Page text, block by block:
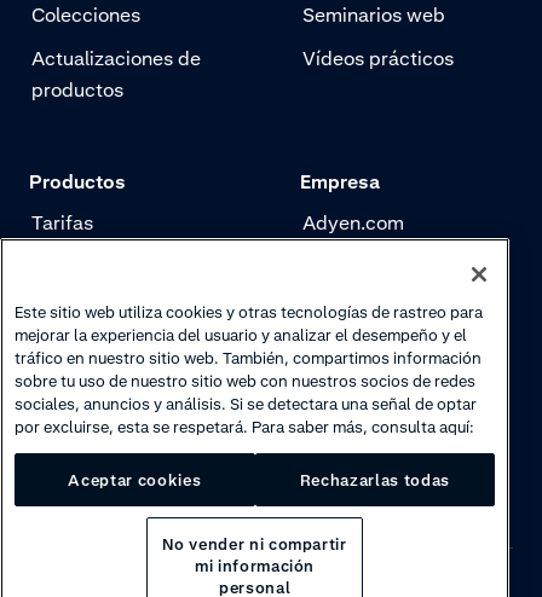
Colecciones
Actualizaciones de
productos
Seminarios web
Vídeos prácticos
Productos
Tarifas
Gestión de riesgo
Authentication
Empresa
Adyen.com
Newsletter
Trabaja con nosotros
Este sitio web utiliza cookies y otras tecnologías de rastreo para
mejorar la experiencia del usuario y analizar el desempeño y el
tráfico en nuestro sitio web. También, compartimos información
sobre tu uso de nuestro sitio web con nuestros socios de redes
sociales, anuncios y análisis. Si se detectara una señal de optar
por excluirse, esta se respetará. Para saber más, consulta aquí:
Aceptar cookies Rechazarlas todas
No vender ni compartir
mi información
personal